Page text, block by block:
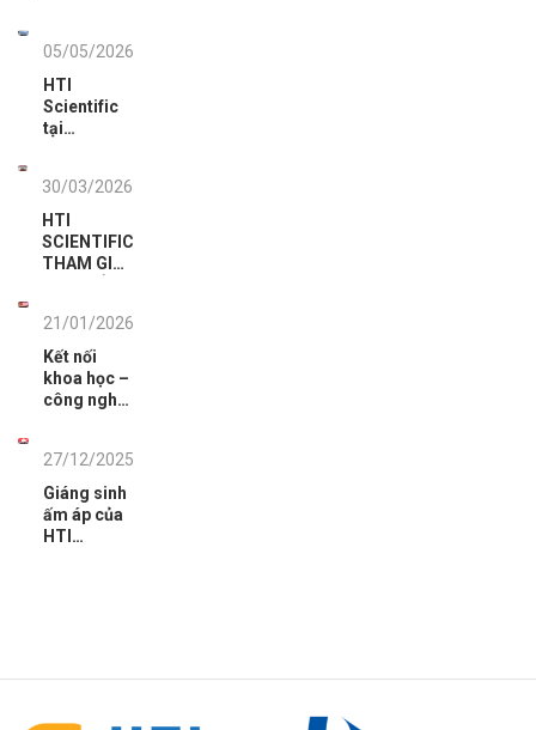
05/05/2026
HTI
Scientific
tại
2026: Dấu
ấn tiên
phong
công nghệ
phân tích.
30/03/2026
HTI
SCIENTIFIC
THAM GIA
CÔNG TÁC
KIỂM TRA,
GIÁM SÁT
CHẤT
LƯỢNG
MỸ PHẨM
VÀ TRIỂN
KHAI CÔNG
TÁC NĂM
21/01/2026
Kết nối
khoa học –
công nghệ
phòng,
chống tội
phạm
27/12/2025
Giáng sinh
ấm áp của
HTI